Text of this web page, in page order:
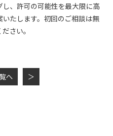
、許可の可能性を最大限に高
たします。初回のご相談は無
さい。
へ ＞